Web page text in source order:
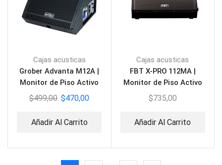
Cajas acusticas
Grober Advanta M12A |
Monitor de Piso Activo
$499,00 $470,00
Añadir Al Carrito
Cajas acusticas
FBT X-PRO 112MA |
Monitor de Piso Activo
12″
$735,00
Añadir Al Carrito